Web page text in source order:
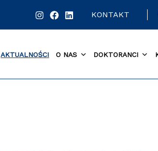
KONTAKT
AKTUALNOŚCI O NAS DOKTORANCI